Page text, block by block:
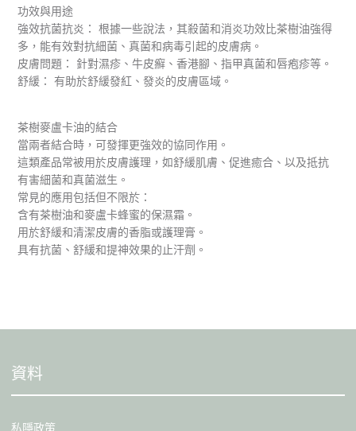
功效與用途
強效抗菌抗炎： 根據一些說法，其殺菌和消炎功效比茶樹油強得
多，能有效對抗細菌、真菌和病毒引起的皮膚病。
皮膚問題： 針對濕疹、牛皮癬、香港腳、指甲真菌和唇疱疹等。
舒緩： 有助於舒緩發紅、發炎的皮膚區域。
茶樹麥盧卡油的結合
當兩者結合時，可發揮更強效的協同作用。
這類產品常被用於皮膚護理，如舒緩肌膚、促進癒合、以及抵抗
有害細菌和真菌滋生。
常見的應用包括但不限於：
含有茶樹油和麥盧卡蜂蜜的保濕霜。
用於舒緩和清潔皮膚的香脂或護理膏。
具有抗菌、舒緩和提神效果的止汗劑。
資料
私隱政策